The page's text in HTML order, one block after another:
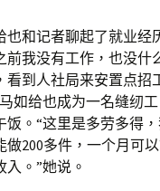
也和记者聊起了就业经
前我没有工作，也没什
看到人社局来安置点招
如给也成为一名缝纫
饭。“这里是多劳多得
做200多件，一个月可
。”她说。